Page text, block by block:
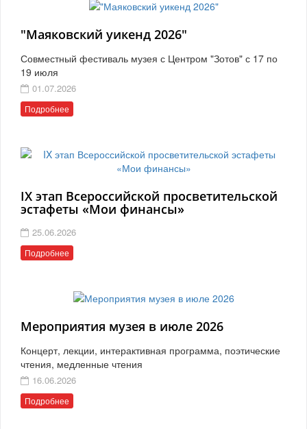
"Маяковский уикенд 2026"
Совместный фестиваль музея с Центром "Зотов" с 17 по
19 июля
01.07.2026
Подробнее
IX этап Всероссийской просветительской
эстафеты «Мои финансы»
25.06.2026
Подробнее
Мероприятия музея в июле 2026
Концерт, лекции, интерактивная программа, поэтические
чтения, медленные чтения
16.06.2026
Подробнее